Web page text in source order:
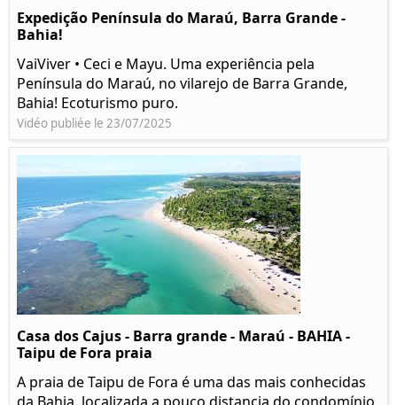
Expedição Península do Maraú, Barra Grande -
Bahia!
VaiViver • Ceci e Mayu. Uma experiência pela
Península do Maraú, no vilarejo de Barra Grande,
Bahia! Ecoturismo puro.
Vidéo publiée le 23/07/2025
Casa dos Cajus - Barra grande - Maraú - BAHIA -
Taipu de Fora praia
A praia de Taipu de Fora é uma das mais conhecidas